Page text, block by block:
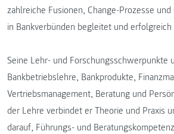
zahlreiche Fusionen, Change-Prozesse
in Bankverbünden begleitet und
Seine Lehr- und Forschungsschwerpunkte
Bankbetriebslehre, Bankprodukte,
Vertriebsmanagement, Beratung und
der Lehre verbindet er Theorie und Praxis
darauf, Führungs- und